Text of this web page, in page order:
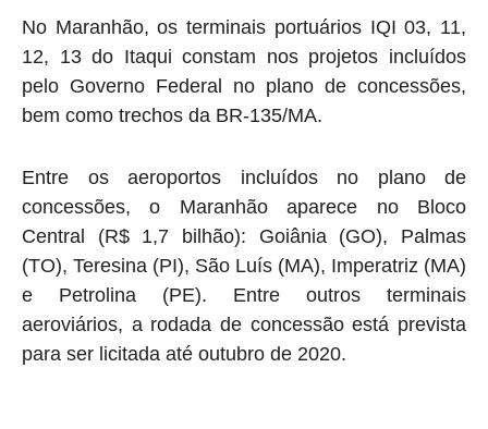
No Maranhão, os terminais portuários IQI 03, 11,
12, 13 do Itaqui constam nos projetos incluídos
pelo Governo Federal no plano de concessões,
bem como trechos da BR-135/MA.
Entre os aeroportos incluídos no plano de
concessões, o Maranhão aparece no Bloco
Central (R$ 1,7 bilhão): Goiânia (GO), Palmas
(TO), Teresina (PI), São Luís (MA), Imperatriz (MA)
e Petrolina (PE). Entre outros terminais
aeroviários, a rodada de concessão está prevista
para ser licitada até outubro de 2020.